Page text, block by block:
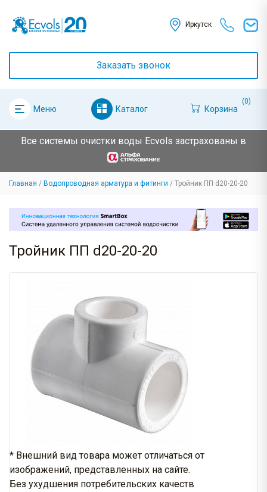
Иркутск
Заказать звонок
Меню Каталог Корзина
(0)
Все системы очистки воды Ecvols застрахованы в
Главная Водопроводная арматура и фитинги Тройник ПП d20-20-20
Тройник ПП d20-20-20
* Внешний вид товара может отличаться от
изображений, представленных на сайте.
Без ухудшения потребительских качеств